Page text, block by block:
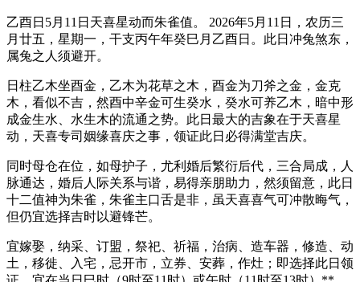
乙酉日5月11日天喜星动而朱雀值。 2026年5月11日，农历三
月廿五，星期一，干支丙午年癸巳月乙酉日。此日冲兔煞东，
属兔之人须避开。
日柱乙木坐酉金，乙木为花草之木，酉金为刀斧之金，金克
木，看似不吉，然酉中辛金可生癸水，癸水可养乙木，暗中形
成金生水、水生木的流通之势。此日最大的吉象在于天喜星
动，天喜专司姻缘喜庆之事，领证此日必得满堂吉庆。
同时母仓在位，如母护子，尤利婚后繁衍后代，三合局成，人
脉通达，婚后人际关系与谐，易得亲朋助力，然须留意，此日
十二值神为朱雀，朱雀主口舌是非，虽天喜喜气可冲散晦气，
但仍宜选择吉时以避锋芒。
宜嫁娶，纳采、订盟，祭祀、祈福，治病、造车器，修造、动
土，移徙、入宅，忌开市，立券、安葬，作灶；即选择此日领